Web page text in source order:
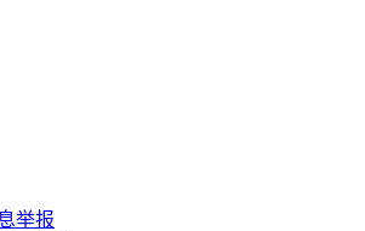
举报